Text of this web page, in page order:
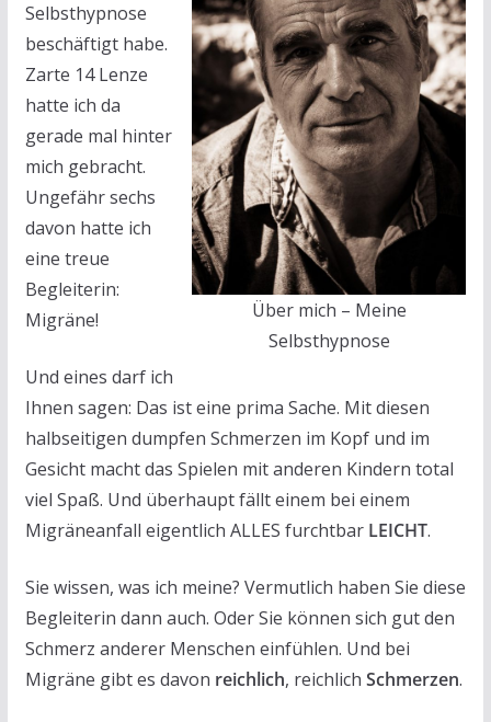
Über mich – Meine
Selbsthypnose
Selbsthypnose
beschäftigt habe.
Zarte 14 Lenze
hatte ich da
gerade mal hinter
mich gebracht.
Ungefähr sechs
davon hatte ich
eine treue
Begleiterin:
Migräne!
Und eines darf ich
Ihnen sagen: Das ist eine prima Sache. Mit diesen
halbseitigen dumpfen Schmerzen im Kopf und im
Gesicht macht das Spielen mit anderen Kindern total
viel Spaß. Und überhaupt fällt einem bei einem
Migräneanfall eigentlich ALLES furchtbar LEICHT.
Sie wissen, was ich meine? Vermutlich haben Sie diese
Begleiterin dann auch. Oder Sie können sich gut den
Schmerz anderer Menschen einfühlen. Und bei
Migräne gibt es davon reichlich, reichlich Schmerzen.